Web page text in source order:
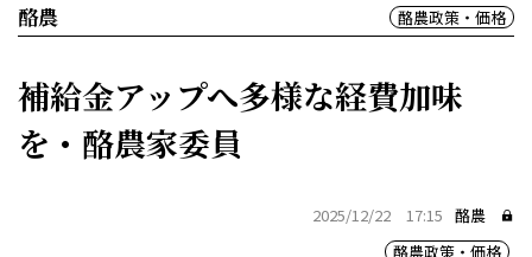
酪農 酪農政策・価格
補給金アップへ多様な経費加味
を・酪農家委員
2025/12/22 17:15 酪農
酪農政策・価格